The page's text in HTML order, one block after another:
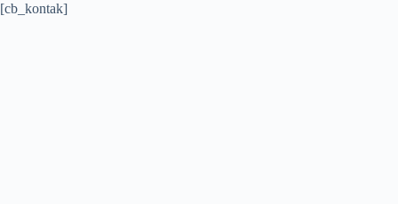
[cb_kontak]